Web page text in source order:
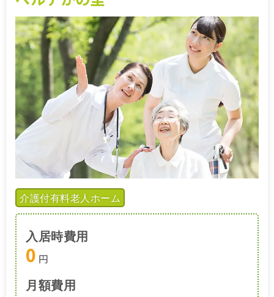
介護付有料老人ホーム
入居時費用
0 円
月額費用